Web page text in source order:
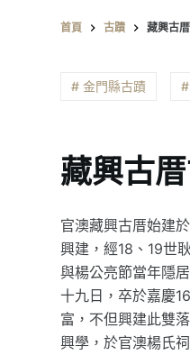
首頁 古蹟 藏興古
# 金門縣古蹟
藏興古
官澳藏興古厝始建
興建，經18、19世
與楊公亮節當年隱
十九日，卒於嘉慶
富，不但興建此雙
興學，於官澳楊氏